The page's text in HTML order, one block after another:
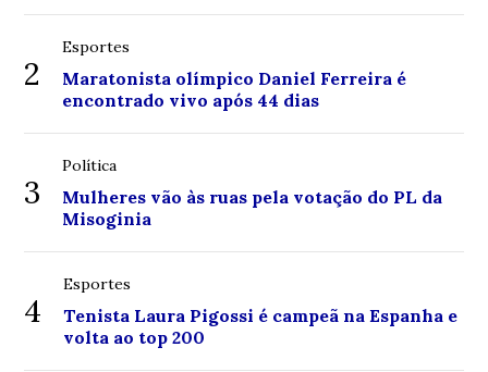
2
Esportes
Maratonista olímpico Daniel Ferreira é
encontrado vivo após 44 dias
3
Política
Mulheres vão às ruas pela votação do PL da
Misoginia
4
Esportes
Tenista Laura Pigossi é campeã na Espanha e
volta ao top 200